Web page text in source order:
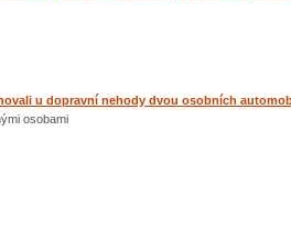
u dopravní nehody dvou osobních
osobami